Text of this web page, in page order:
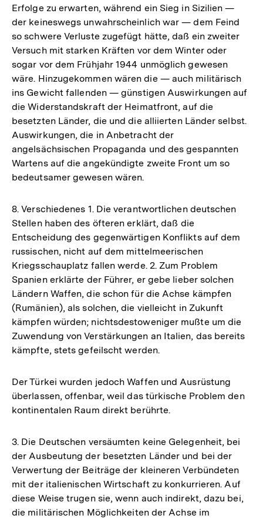
Erfolge zu erwarten, während ein Sieg in Sizilien —
der keineswegs unwahrscheinlich war — dem Feind
so schwere Verluste zugefügt hätte, daß ein zweiter
Versuch mit starken Kräften vor dem Winter oder
sogar vor dem Frühjahr 1944 unmöglich gewesen
wäre. Hinzugekommen wären die — auch militärisch
ins Gewicht fallenden — günstigen Auswirkungen auf
die Widerstandskraft der Heimatfront, auf die
besetzten Länder, die und die alliierten Länder selbst.
Auswirkungen, die in Anbetracht der
angelsächsischen Propaganda und des gespannten
Wartens auf die angekündigte zweite Front um so
bedeutsamer gewesen wären.
8. Verschiedenes 1. Die verantwortlichen deutschen
Stellen haben des öfteren erklärt, daß die
Entscheidung des gegenwärtigen Konflikts auf dem
russischen, nicht auf dem mittelmeerischen
Kriegsschauplatz fallen werde. 2. Zum Problem
Spanien erklärte der Führer, er gebe lieber solchen
Ländern Waffen, die schon für die Achse kämpfen
(Rumänien), als solchen, die vielleicht in Zukunft
kämpfen würden; nichtsdestoweniger mußte um die
Zuwendung von Verstärkungen an Italien, das bereits
kämpfte, stets gefeilscht werden.
Der Türkei wurden jedoch Waffen und Ausrüstung
überlassen, offenbar, weil das türkische Problem den
kontinentalen Raum direkt berührte.
3. Die Deutschen versäumten keine Gelegenheit, bei
der Ausbeutung der besetzten Länder und bei der
Verwertung der Beiträge der kleineren Verbündeten
mit der italienischen Wirtschaft zu konkurrieren. Auf
diese Weise trugen sie, wenn auch indirekt, dazu bei,
die militärischen Möglichkeiten der Achse im